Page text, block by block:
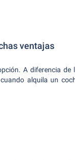
ventajas
A diferencia
alquila un